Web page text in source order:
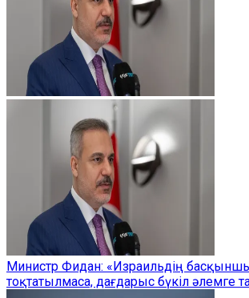
Министр Фидан: «Израильдің
тоқтатылмаса, дағдарыс бүкіл әлемге